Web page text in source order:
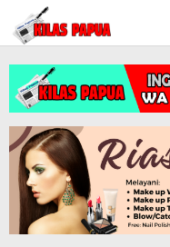
Lewati
konten